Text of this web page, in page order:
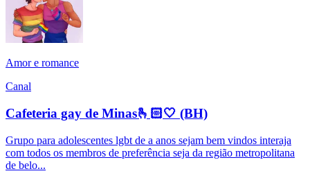
Amor e romance
Canal
Cafeteria gay de Minas🫰🏻🤍 (BH)
Grupo para adolescentes lgbt de a anos sejam bem vindos interaja
com todos os membros de preferência seja da região metropolitana
de belo...